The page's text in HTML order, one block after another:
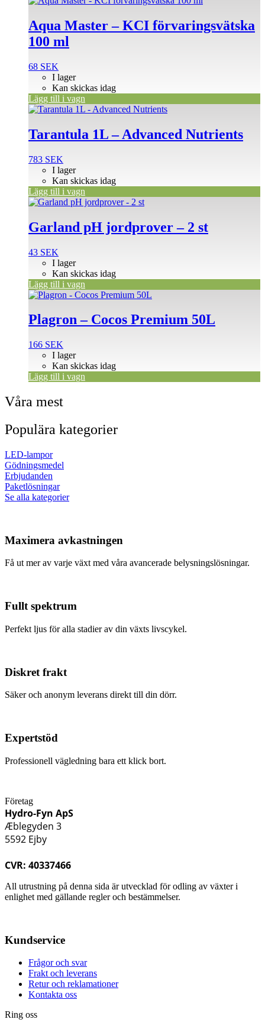
Aqua Master – KCI förvaringsvätska
100 ml
68 SEK
I lager
Kan skickas idag
Lägg till i vagn
Tarantula 1L – Advanced Nutrients
783 SEK
I lager
Kan skickas idag
Lägg till i vagn
Garland pH jordprover – 2 st
43 SEK
I lager
Kan skickas idag
Lägg till i vagn
Plagron – Cocos Premium 50L
166 SEK
I lager
Kan skickas idag
Lägg till i vagn
Våra mest
Populära kategorier
LED-lampor
Gödningsmedel
Erbjudanden
Paketlösningar
Se alla kategorier
Maximera avkastningen
Få ut mer av varje växt med våra avancerade belysningslösningar.
Fullt spektrum
Perfekt ljus för alla stadier av din växts livscykel.
Diskret frakt
Säker och anonym leverans direkt till din dörr.
Expertstöd
Professionell vägledning bara ett klick bort.
Företag
Hydro-Fyn ApS
Æblegyden 3
5592 Ejby
CVR: 40337466
All utrustning på denna sida är utvecklad för odling av växter i
enlighet med gällande regler och bestämmelser.
Kundservice
Frågor och svar
Frakt och leverans
Retur och reklamationer
Kontakta oss
Ring oss